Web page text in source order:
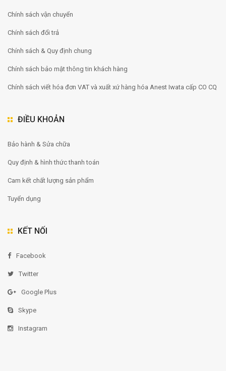
Chính sách vận chuyển
Chính sách đổi trả
Chính sách & Quy định chung
Chính sách bảo mật thông tin khách hàng
Chính sách viết hóa đơn VAT và xuất xứ hàng hóa Anest Iwata cấp CO CQ
ĐIỀU KHOẢN
Bảo hành & Sửa chữa
Quy định & hình thức thanh toán
Cam kết chất lượng sản phẩm
Tuyển dụng
KẾT NỐI
Facebook
Twitter
Google Plus
Skype
Instagram